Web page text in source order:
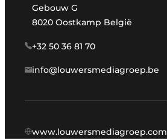
Gebouw G
8020 Oostkamp België
+32 50 36 81 70
info@louwersmediagroep.be
www.louwersmediagroep.com